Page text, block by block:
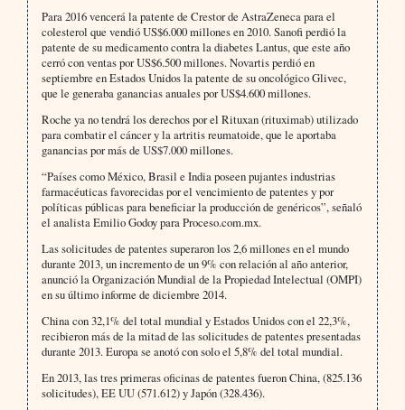
Para 2016 vencerá la patente de Crestor de AstraZeneca para el
colesterol que vendió US$6.000 millones en 2010. Sanofi perdió la
patente de su medicamento contra la diabetes Lantus, que este año
cerró con ventas por US$6.500 millones. Novartis perdió en
septiembre en Estados Unidos la patente de su oncológico Glivec,
que le generaba ganancias anuales por US$4.600 millones.
Roche ya no tendrá los derechos por el Rituxan (rituximab) utilizado
para combatir el cáncer y la artritis reumatoide, que le aportaba
ganancias por más de US$7.000 millones.
“Países como México, Brasil e India poseen pujantes industrias
farmacéuticas favorecidas por el vencimiento de patentes y por
políticas públicas para beneficiar la producción de genéricos”, señaló
el analista Emilio Godoy para Proceso.com.mx.
Las solicitudes de patentes superaron los 2,6 millones en el mundo
durante 2013, un incremento de un 9% con relación al año anterior,
anunció la Organización Mundial de la Propiedad Intelectual (OMPI)
en su último informe de diciembre 2014.
China con 32,1% del total mundial y Estados Unidos con el 22,3%,
recibieron más de la mitad de las solicitudes de patentes presentadas
durante 2013. Europa se anotó con solo el 5,8% del total mundial.
En 2013, las tres primeras oficinas de patentes fueron China, (825.136
solicitudes), EE UU (571.612) y Japón (328.436).